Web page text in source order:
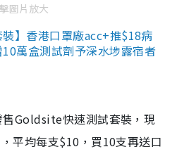
圖片放大
】香港口罩廠acc+推$18病
萬盒測試劑予深水埗露宿者
Goldsite快速測試套裝，現
平均每支$10，買10支再送口